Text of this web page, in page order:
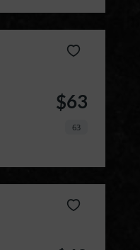
$63
63